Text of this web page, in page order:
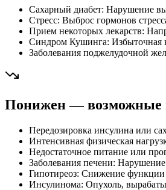
Сахарный диабет: Нарушение
Стресс: Выброс гормонов
Прием некоторых лекарств:
Синдром Кушинга: Избыточная
Заболевания поджелудочной
Понижен — возможные
Передозировка инсулина или
Интенсивная физическая
Недостаточное питание или
Заболевания печени:
Гипотиреоз: Снижение
Инсулинома: Опухоль,